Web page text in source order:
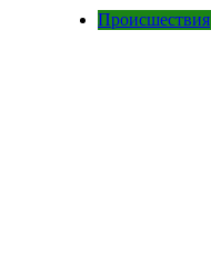
Происшествия